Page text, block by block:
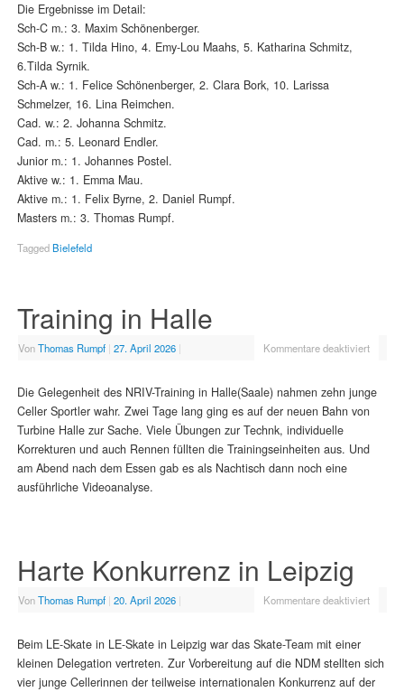
Die Ergebnisse im Detail:
Sch-C m.: 3. Maxim Schönenberger.
Sch-B w.: 1. Tilda Hino, 4. Emy-Lou Maahs, 5. Katharina Schmitz,
6.Tilda Syrnik.
Sch-A w.: 1. Felice Schönenberger, 2. Clara Bork, 10. Larissa
Schmelzer, 16. Lina Reimchen.
Cad. w.: 2. Johanna Schmitz.
Cad. m.: 5. Leonard Endler.
Junior m.: 1. Johannes Postel.
Aktive w.: 1. Emma Mau.
Aktive m.: 1. Felix Byrne, 2. Daniel Rumpf.
Masters m.: 3. Thomas Rumpf.
TaggedBielefeld
Training in Halle
VonThomas Rumpf | 27. April 2026 | Kommentare deaktiviert
Die Gelegenheit des NRIV-Training in Halle(Saale) nahmen zehn junge
Celler Sportler wahr. Zwei Tage lang ging es auf der neuen Bahn von
Turbine Halle zur Sache. Viele Übungen zur Technk, individuelle
Korrekturen und auch Rennen füllten die Trainingseinheiten aus. Und
am Abend nach dem Essen gab es als Nachtisch dann noch eine
ausführliche Videoanalyse.
Harte Konkurrenz in Leipzig
VonThomas Rumpf | 20. April 2026 | Kommentare deaktiviert
Beim LE-Skate in LE-Skate in Leipzig war das Skate-Team mit einer
kleinen Delegation vertreten. Zur Vorbereitung auf die NDM stellten sich
vier junge Cellerinnen der teilweise internationalen Konkurrenz auf der